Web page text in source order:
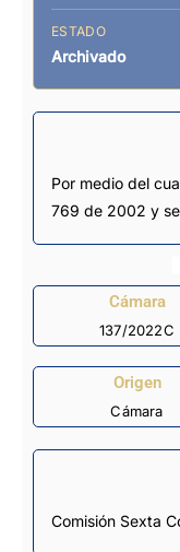
ESTADO
Archivado
Por medio del
769 de 2002 y
Cámara
137/2022C
Origen
Cámara
Comisión Sexta